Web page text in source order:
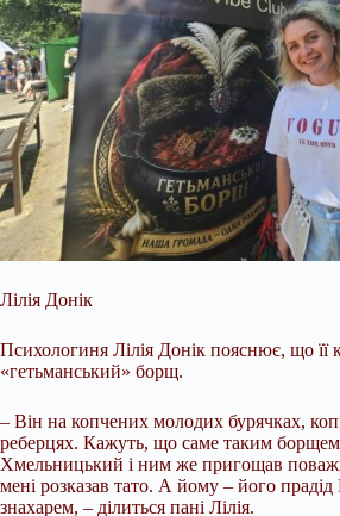
Лілія Донік
Психологиня Лілія Донік пояснює, що її
«гетьманський» борщ.
– Він на копчених молодих бурячках,
реберцях. Кажуть, що саме таким борщем
Хмельницький і ним же пригощав
мені розказав тато. А йому – його прадід
знахарем, – ділиться пані Лілія.